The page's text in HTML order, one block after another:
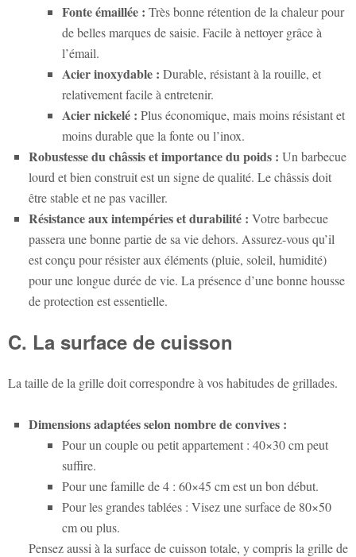
Fonte émaillée : Très bonne rétention de la chaleur pour
de belles marques de saisie. Facile à nettoyer grâce à
l’émail.
Acier inoxydable : Durable, résistant à la rouille, et
relativement facile à entretenir.
Acier nickelé : Plus économique, mais moins résistant et
moins durable que la fonte ou l’inox.
Robustesse du châssis et importance du poids : Un barbecue
lourd et bien construit est un signe de qualité. Le châssis doit
être stable et ne pas vaciller.
Résistance aux intempéries et durabilité : Votre barbecue
passera une bonne partie de sa vie dehors. Assurez-vous qu’il
est conçu pour résister aux éléments (pluie, soleil, humidité)
pour une longue durée de vie. La présence d’une bonne housse
de protection est essentielle.
C. La surface de cuisson
La taille de la grille doit correspondre à vos habitudes de grillades.
Dimensions adaptées selon nombre de convives :
Pour un couple ou petit appartement : 40×30 cm peut
suffire.
Pour une famille de 4 : 60×45 cm est un bon début.
Pour les grandes tablées : Visez une surface de 80×50
cm ou plus.
Pensez aussi à la surface de cuisson totale, y compris la grille de